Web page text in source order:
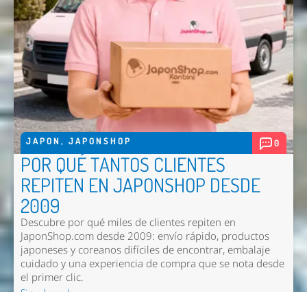
JAPON , JAPONSHOP 0
POR QUÉ TANTOS CLIENTES
REPITEN EN JAPONSHOP DESDE
2009
Descubre por qué miles de clientes repiten en
JaponShop.com desde 2009: envío rápido, productos
japoneses y coreanos difíciles de encontrar, embalaje
cuidado y una experiencia de compra que se nota desde
el primer clic.